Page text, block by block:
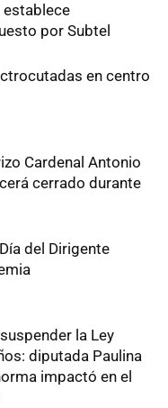
establece
por Subtel
en centro
Cardenal Antonio
cerrado durante
del Dirigente
la Ley
diputada Paulina
impactó en el